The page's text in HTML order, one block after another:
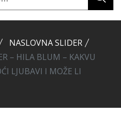
NASLOVNA SLIDER
– HILA BLUM – KAKVU
LJUBAVI I MOŽE LI